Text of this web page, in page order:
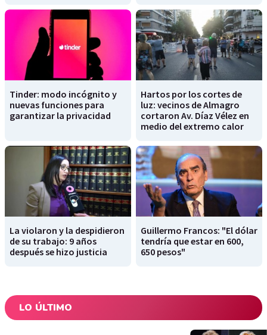
Tinder: modo incógnito y
nuevas funciones para
garantizar la privacidad
Hartos por los cortes de
luz: vecinos de Almagro
cortaron Av. Díaz Vélez en
medio del extremo calor
La violaron y la despidieron
de su trabajo: 9 años
después se hizo justicia
Guillermo Francos: "El dólar
tendría que estar en 600,
650 pesos"
LO ÚLTIMO